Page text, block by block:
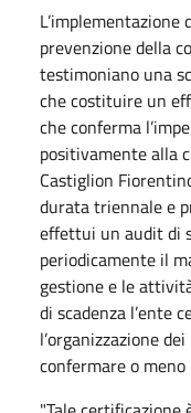
prevenzione della
testimoniano una
che costituire un
che conferma
positivamente alla
Castiglion
durata triennale e
effettui un audit di
periodicamente il
gestione e le
di scadenza l’ente
l’organizzazione
confermare o